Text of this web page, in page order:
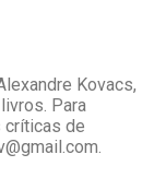
Kovacs,
Para
de